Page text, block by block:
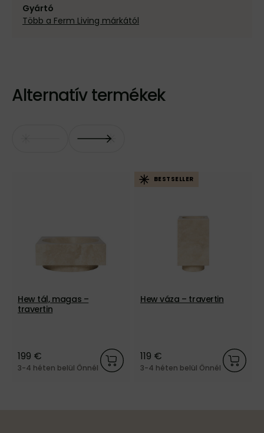
Gyártó
Több a Ferm Living márkától
Alternatív termékek
Hew tál, magas –
travertin
199 €
3-4 héten belül Önnél
BESTSELLER
Hew váza – travertin
119 €
3-4 héten belül Önnél